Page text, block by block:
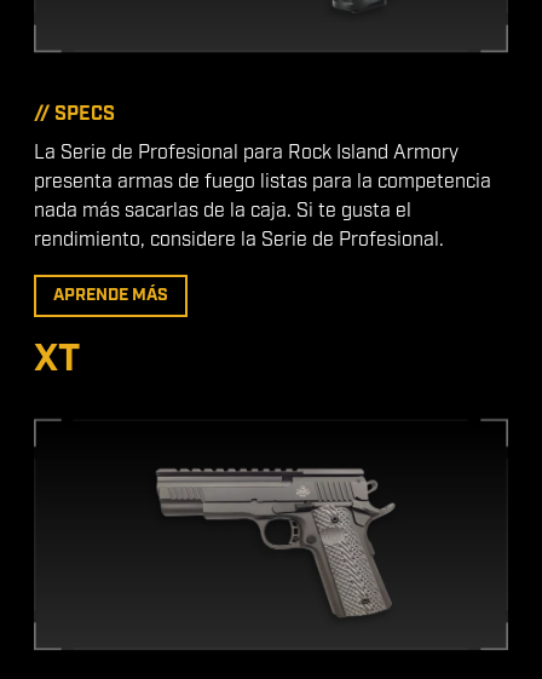
// SPECS
La Serie de Profesional para Rock Island Armory
presenta armas de fuego listas para la competencia
nada más sacarlas de la caja. Si te gusta el
rendimiento, considere la Serie de Profesional.
APRENDE MÁS
XT